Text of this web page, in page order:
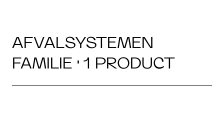
AFVALSYSTEMEN
FAMILIE · 1 PRODUCT